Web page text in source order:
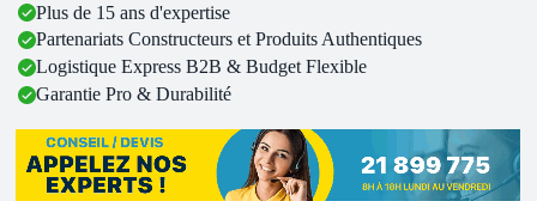
Plus de 15 ans d'expertise
Partenariats Constructeurs et Produits Authentiques
Logistique Express B2B & Budget Flexible
Garantie Pro & Durabilité